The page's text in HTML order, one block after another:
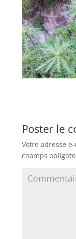
Poster le
Votre adresse
champs